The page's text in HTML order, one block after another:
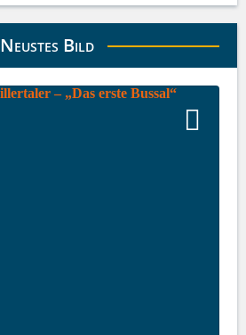
Neustes Bild